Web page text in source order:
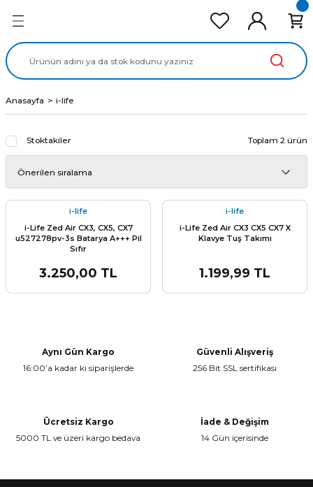
Ekran Panel
Data Kablo
Anasayfa i-life
Stoktakiler Toplam 2 ürün
i-life
i-Life Zed Air CX3, CX5, CX7
u527278pv-3s Batarya A+++ Pil
Sıfır
3.250,00 TL
i-life
i-Life Zed Air CX3 CX5 CX7 X
Klavye Tuş Takımı
1.199,99 TL
Aynı Gün Kargo
16:00’a kadar ki siparişlerde
Güvenli Alışveriş
256 Bit SSL sertifikası
Ücretsiz Kargo
5000 TL ve üzeri kargo bedava
İade & Değişim
14 Gün içerisinde